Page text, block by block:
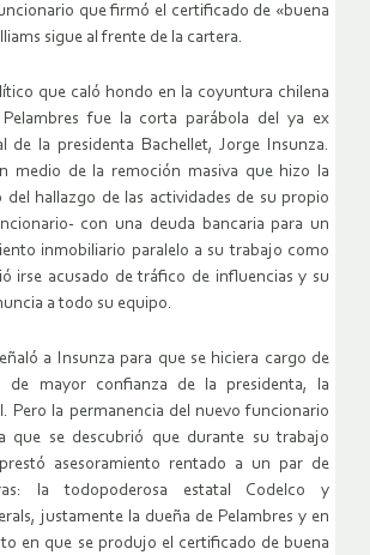
que firmó el certificado de «buena
sigue al frente de la cartera.
que caló hondo en la coyuntura chilena
fue la corta parábola del ya ex
de la presidenta Bachellet, Jorge Insunza.
medio de la remoción masiva que hizo la
del hallazgo de las actividades de su propio
con una deuda bancaria para un
inmobiliario paralelo a su trabajo como
irse acusado de tráfico de influencias y su
a todo su equipo.
a Insunza para que se hiciera cargo de
de mayor confianza de la presidenta, la
Pero la permanencia del nuevo funcionario
que se descubrió que durante su trabajo
asesoramiento rentado a un par de
la todopoderosa estatal Codelco y
justamente la dueña de Pelambres y en
en que se produjo el certificado de buena